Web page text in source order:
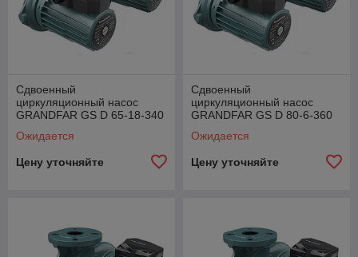
Сдвоенный
циркуляционный насос
GRANDFAR GS D 65-18-340
Ожидается
Цену уточняйте
Сдвоенный
циркуляционный насос
GRANDFAR GS D 80-6-360
Ожидается
Цену уточняйте